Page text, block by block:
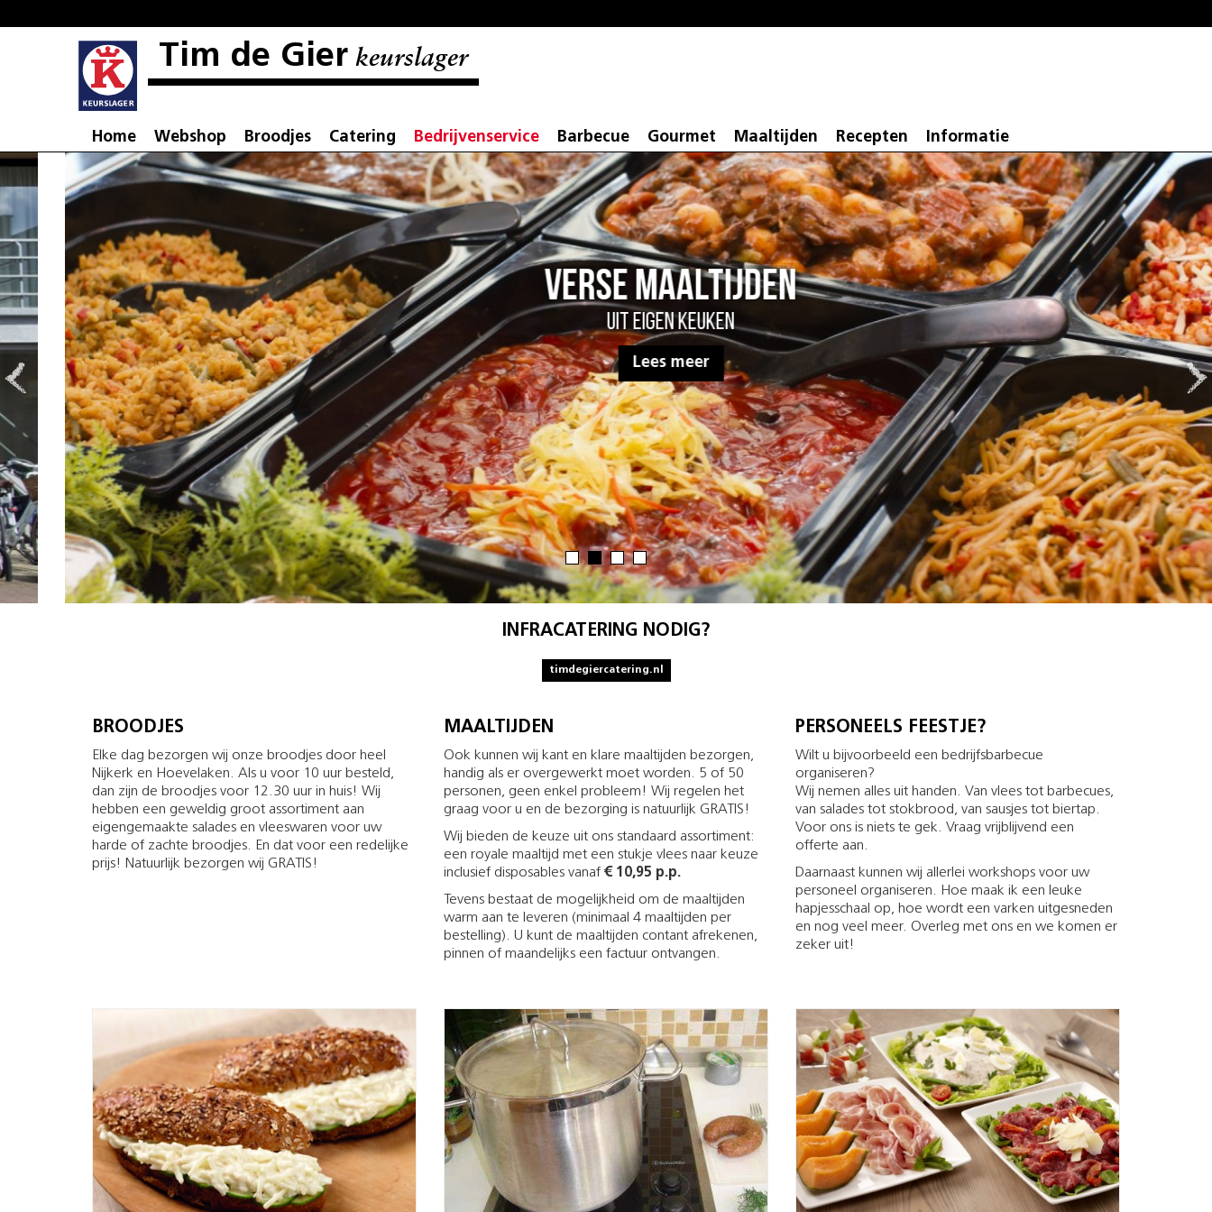
Tim de Gierkeurslager
Home Webshop Broodjes Catering Bedrijvenservice Barbecue Gourmet Maaltijden Recepten Informatie
Verse maaltijden
Uit eigen keuken
Lees meer
INFRACATERING NODIG?
timdegiercatering.nl
BROODJES
Elke dag bezorgen wij onze broodjes door heel
Nijkerk en Hoevelaken. Als u voor 10 uur besteld,
dan zijn de broodjes voor 12.30 uur in huis! Wij
hebben een geweldig groot assortiment aan
eigengemaakte salades en vleeswaren voor uw
harde of zachte broodjes. En dat voor een redelijke
prijs! Natuurlijk bezorgen wij GRATIS!
MAALTIJDEN
Ook kunnen wij kant en klare maaltijden bezorgen,
handig als er overgewerkt moet worden. 5 of 50
personen, geen enkel probleem! Wij regelen het
graag voor u en de bezorging is natuurlijk GRATIS!
Wij bieden de keuze uit ons standaard assortiment:
een royale maaltijd met een stukje vlees naar keuze
inclusief disposables vanaf € 10,95 p.p.
Tevens bestaat de mogelijkheid om de maaltijden
warm aan te leveren (minimaal 4 maaltijden per
bestelling). U kunt de maaltijden contant afrekenen,
pinnen of maandelijks een factuur ontvangen.
PERSONEELS­ FEESTJE?
Wilt u bijvoorbeeld een bedrijfsbarbecue
organiseren?
Wij nemen alles uit handen. Van vlees tot barbecues,
van salades tot stokbrood, van sausjes tot biertap.
Voor ons is niets te gek. Vraag vrijblijvend een
offerte aan.
Daarnaast kunnen wij allerlei workshops voor uw
personeel organiseren. Hoe maak ik een leuke
hapjesschaal op, hoe wordt een varken uitgesneden
en nog veel meer. Overleg met ons en we komen er
zeker uit!